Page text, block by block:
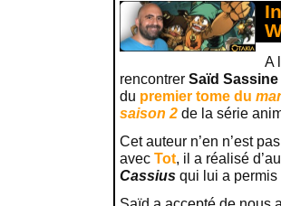
A
rencontrer Saïd Sassine
du premier tome du
saison 2 de la série
Cet auteur n’en n’est
avec Tot, il a réalisé
Cassius qui lui a permis